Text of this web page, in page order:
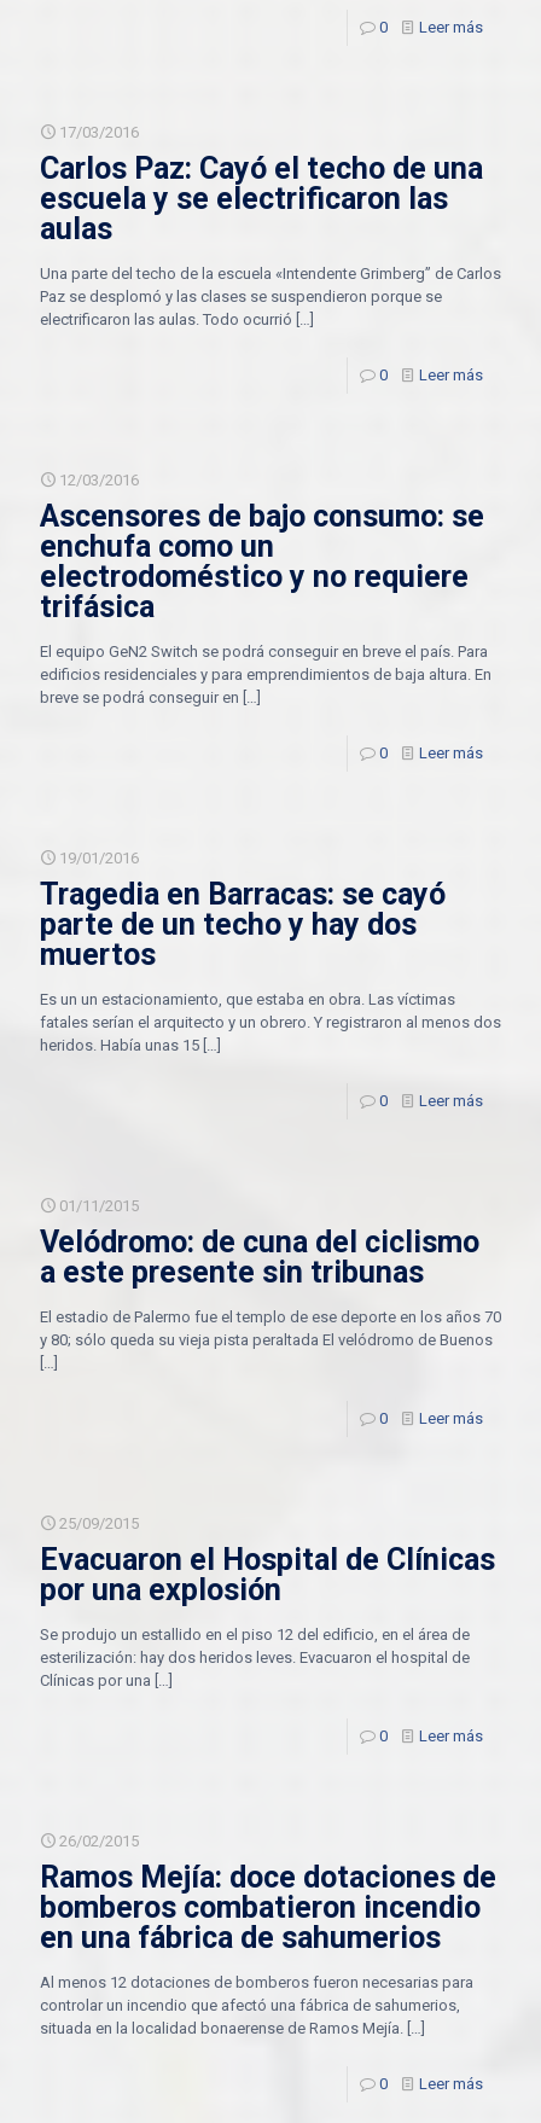
0 Leer más
17/03/2016
Carlos Paz: Cayó el techo de una
escuela y se electrificaron las
aulas
Una parte del techo de la escuela «Intendente Grimberg” de Carlos
Paz se desplomó y las clases se suspendieron porque se
electrificaron las aulas. Todo ocurrió […]
0 Leer más
12/03/2016
Ascensores de bajo consumo: se
enchufa como un
electrodoméstico y no requiere
trifásica
El equipo GeN2 Switch se podrá conseguir en breve el país. Para
edificios residenciales y para emprendimientos de baja altura. En
breve se podrá conseguir en […]
0 Leer más
19/01/2016
Tragedia en Barracas: se cayó
parte de un techo y hay dos
muertos
Es un un estacionamiento, que estaba en obra. Las víctimas
fatales serían el arquitecto y un obrero. Y registraron al menos dos
heridos. Había unas 15 […]
0 Leer más
01/11/2015
Velódromo: de cuna del ciclismo
a este presente sin tribunas
El estadio de Palermo fue el templo de ese deporte en los años 70
y 80; sólo queda su vieja pista peraltada El velódromo de Buenos
[…]
0 Leer más
25/09/2015
Evacuaron el Hospital de Clínicas
por una explosión
Se produjo un estallido en el piso 12 del edificio, en el área de
esterilización: hay dos heridos leves. Evacuaron el hospital de
Clínicas por una […]
0 Leer más
26/02/2015
Ramos Mejía: doce dotaciones de
bomberos combatieron incendio
en una fábrica de sahumerios
Al menos 12 dotaciones de bomberos fueron necesarias para
controlar un incendio que afectó una fábrica de sahumerios,
situada en la localidad bonaerense de Ramos Mejía. […]
0 Leer más